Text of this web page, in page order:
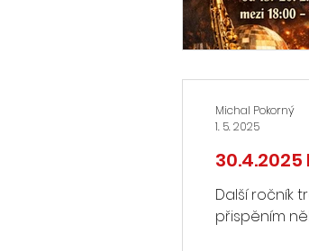
Další ročník
přispěním
Michal Pokorný
1. 5. 2025